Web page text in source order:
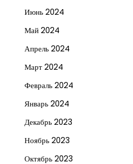
Июнь 2024
Май 2024
Апрель 2024
Март 2024
Февраль 2024
Январь 2024
Декабрь 2023
Ноябрь 2023
Октябрь 2023